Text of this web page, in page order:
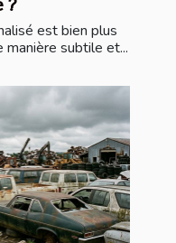
?
est bien plus
manière subtile et...